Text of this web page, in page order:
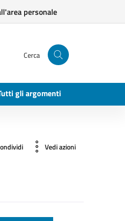
personale
Cerca
gli argomenti
Vedi azioni